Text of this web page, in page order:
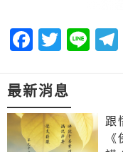
最新消息
跟